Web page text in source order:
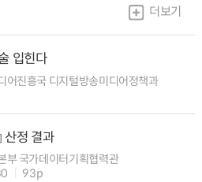
더보기
입힌다
어진흥국 디지털방송미디어정책과
산정 결과
부 국가데이터기획협력관
93p